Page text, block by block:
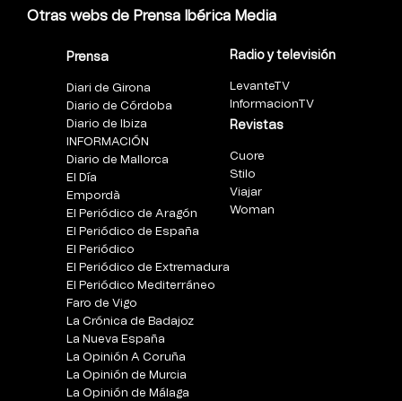
Otras webs de Prensa Ibérica Media
Prensa
Diari de Girona
Diario de Córdoba
Diario de Ibiza
INFORMACIÓN
Diario de Mallorca
El Día
Empordà
El Periódico de Aragón
El Periódico de España
El Periódico
El Periódico de Extremadura
El Periódico Mediterráneo
Faro de Vigo
La Crónica de Badajoz
La Nueva España
La Opinión A Coruña
La Opinión de Murcia
La Opinión de Málaga
Radio y televisión
LevanteTV
InformacionTV
Revistas
Cuore
Stilo
Viajar
Woman